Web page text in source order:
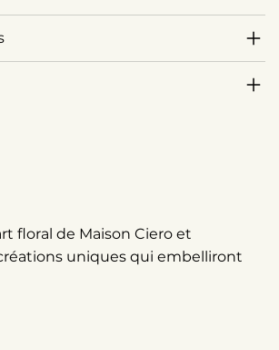
floral de Maison Ciero et
uniques qui embelliront